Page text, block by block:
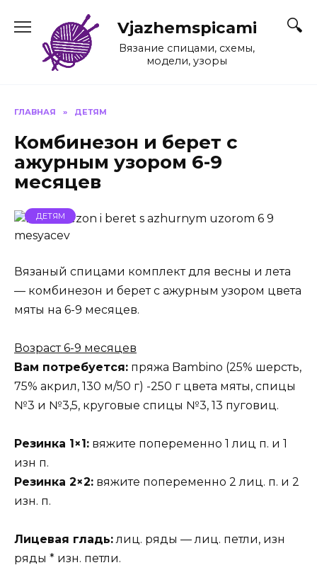
содержанию
Vjazhemspicami
Вязание спицами, схемы,
модели, узоры
ГЛАВНАЯ » ДЕТЯМ
Комбинезон и берет с
ажурным узором 6-9
месяцев
ДЕТЯМ
Вязаный спицами комплект для весны и лета
— комбинезон и берет с ажурным узором цвета
мяты на 6-9 месяцев.
Возраст 6-9 месяцев
Вам потребуется: пряжа Bambino (25% шерсть,
75% акрил, 130 м/50 г) -250 г цвета мяты, спицы
№3 и №3,5, круговые спицы №3, 13 пуговиц.
Резинка 1×1: вяжите попеременно 1 лиц п. и 1
изн п.
Резинка 2×2: вяжите попеременно 2 лиц. п. и 2
изн. п.
Лицевая гладь:лиц. ряды — лиц. петли, изн
ряды * изн. петли.